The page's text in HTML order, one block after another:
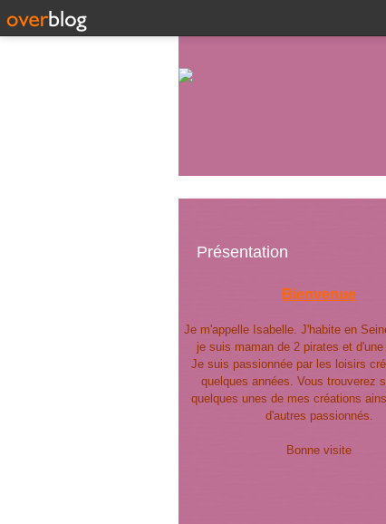
Présentation
Bienvenue
Je m'appelle Isabelle. J'habite en
je suis maman de 2 pirates et
Je suis passionnée par les loisirs
quelques années. Vous trouverez
quelques unes de mes créations
d'autres passionnés.
Bonne visite